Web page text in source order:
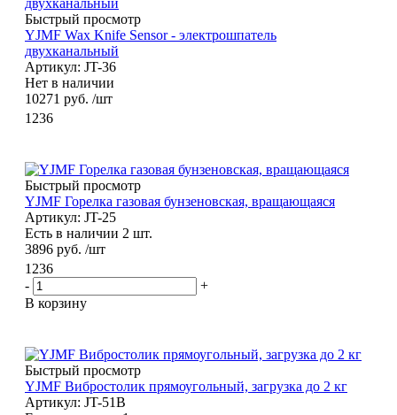
Быстрый просмотр
YJMF Wax Knife Sensor - электрошпатель
двухканальный
Артикул: JT-36
Нет в наличии
10271 руб. /шт
1236
Быстрый просмотр
YJMF Горелка газовая бунзеновская, вращающаяся
Артикул: JT-25
Есть в наличии 2 шт.
3896 руб. /шт
1236
-
+
В корзину
Быстрый просмотр
YJMF Вибростолик прямоугольный, загрузка до 2 кг
Артикул: JT-51B